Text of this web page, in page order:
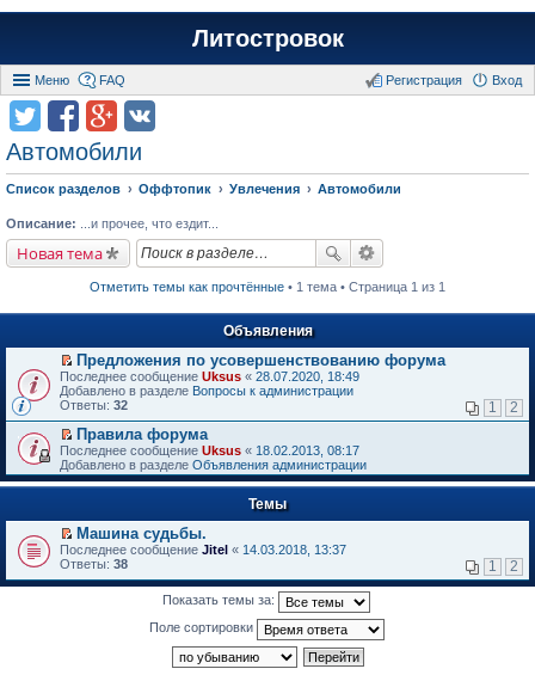
Литостровок
Меню FAQ Вход
Регистрация
Автомобили
Список разделов Оффтопик Увлечения Автомобили
Описание: ...и прочее, что ездит...
Новая тема
Отметить темы как прочтённые • 1 тема • Страница 1 из 1
Объявления
П
е
р
й
т
и
к
п
в
о
м
у
н
Предложения по усовершенствованию форума
Последнее сообщение Uksus « 28.07.2020, 18:49
Добавлено в разделе Вопросы к администрации
Ответы: 32 1 2
П
е
р
е
т
и
к
п
р
Правила форума
Последнее сообщение Uksus « 18.02.2013, 08:17
Добавлено в разделе Объявления администрации
Темы
П
е
е
Машина судьбы.
Последнее сообщение Jitel « 14.03.2018, 13:37
Ответы: 38 1 2
Показать темы за:
Поле сортировки